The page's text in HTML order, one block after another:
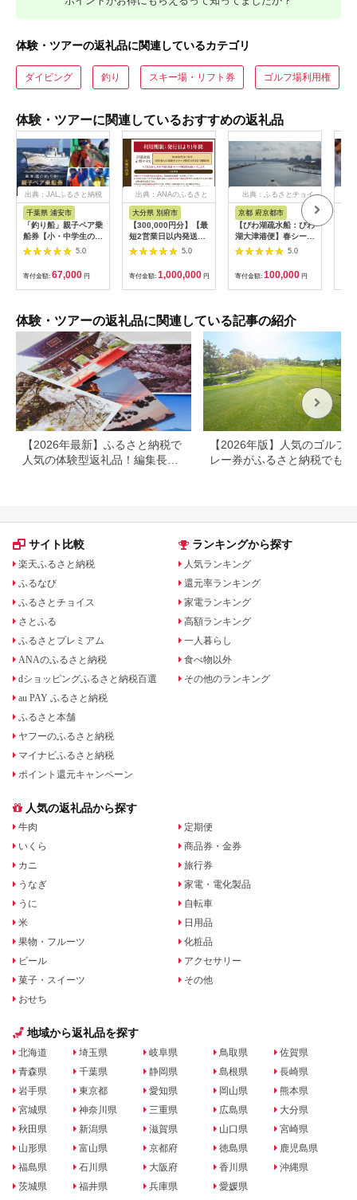
体験・ツアーの返礼品に関連しているカテゴリ
ダイビング 釣り スキー場・リフト券 ゴルフ場利用権
体験・ツアーに関連しているおすすめの返礼品
出典：JALふるさと納税
千葉県 浦安市
「釣り船」親子ペア乗
船券【小・中学生のお
子様】
5.0
寄付金額: 67,000 円
出典：ANAのふるさと
大分県 別府市
【300,000円分】【最
短2営業日以内発送】
別府市内の旅館やホテ
助券 楽しい旅の思い
出を！ 宿泊券 大分県
別府市 3000円 15000
円 30万円 ホテル 旅
館 温泉 旅行 観光 ト
ケット クーポン 宿泊
お泊り 別府温泉 別府
観光 地獄めぐり 旅 お
すすめ 人気 体験型 節
約_B030-007
5.0
寄付金額: 1,000,000 円
出典：ふるさとチョイ
京都 府京都市
【びわ湖疏水船：びわ
湖大津港便】春シーズ
ン先行予約権（２名様
5.0
寄付金額: 100,000 円
体験・ツアーの返礼品に関連している記事の紹介
【2026年最新】ふるさと納税で
人気の体験型返礼品！編集長お
【2026年版】人気のゴルフ
レー券がふるさと納税でもら
サイト比較
楽天ふるさと納税
ふるなび
ふるさとチョイス
さとふる
ふるさとプレミアム
ANAのふるさと納税
dショッピングふるさと納税百選
au PAY ふるさと納税
ふるさと本舗
ヤフーのふるさと納税
マイナビふるさと納税
ポイント還元キャンペーン
ランキングから探す
人気ランキング
還元率ランキング
家電ランキング
高額ランキング
一人暮らし
食べ物以外
その他のランキング
人気の返礼品から探す
牛肉
いくら
カニ
うなぎ
うに
米
果物・フルーツ
ビール
菓子・スイーツ
おせち
定期便
商品券・金券
旅行券
家電・電化製品
自転車
日用品
化粧品
アクセサリー
その他
地域から返礼品を探す
北海道
青森県
岩手県
宮城県
秋田県
山形県
福島県
茨城県
埼玉県
千葉県
東京都
神奈川県
新潟県
富山県
石川県
福井県
岐阜県
静岡県
愛知県
三重県
滋賀県
京都府
大阪府
兵庫県
鳥取県
島根県
岡山県
広島県
山口県
徳島県
香川県
愛媛県
佐賀県
長崎県
熊本県
大分県
宮崎県
鹿児島県
沖縄県